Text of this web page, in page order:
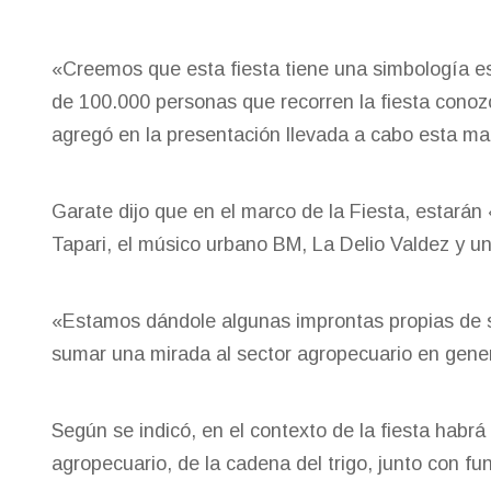
«Creemos que esta fiesta tiene una simbología
de 100.000 personas que recorren la fiesta
agregó en la presentación llevada a cabo esta
Garate dijo que en el marco de la Fiesta,
Tapari, el músico urbano BM, La Delio Valdez y
«Estamos dándole algunas improntas propias
sumar una mirada al sector agropecuario en
Según se indicó, en el contexto de la fiesta
agropecuario, de la cadena del trigo, junto con